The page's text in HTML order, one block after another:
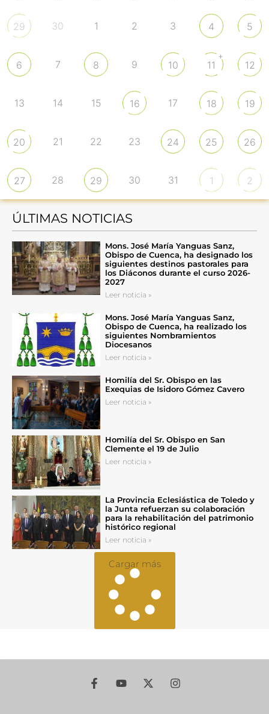
29 30 1 2 3 4 5
6 7 8 9 10 11
+
12
13 14 15 16 17 18 19
20 21 22 23 24 25 26
27 28 29 30 31 1 2
ÚLTIMAS NOTICIAS
Mons. José María Yanguas Sanz,
Obispo de Cuenca, ha designado los
siguientes destinos pastorales para
los Diáconos durante el curso 2026-
2027
Leer noticia »
Mons. José María Yanguas Sanz,
Obispo de Cuenca, ha realizado los
siguientes Nombramientos
Diocesanos
Leer noticia »
Homilía del Sr. Obispo en las
Exequias de Isidoro Gómez Cavero
Leer noticia »
Homilía del Sr. Obispo en San
Clemente el 19 de Julio
Leer noticia »
La Provincia Eclesiástica de Toledo y
la Junta refuerzan su colaboración
para la rehabilitación del patrimonio
histórico regional
Leer noticia »
Cargar más